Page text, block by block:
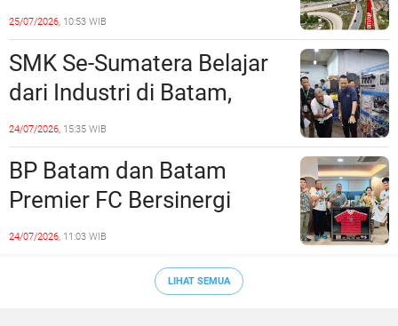
Empat Minggu, Ini Skema
Rekayasa Lalu Lintasnya
25/07/2026, 10:53 WIB
SMK Se-Sumatera Belajar
dari Industri di Batam,
Siapkan Lulusan Siap Kerja
Era Digital
24/07/2026, 15:35 WIB
BP Batam dan Batam
Premier FC Bersinergi
Cetak Generasi Emas
24/07/2026, 11:03 WIB
LIHAT SEMUA